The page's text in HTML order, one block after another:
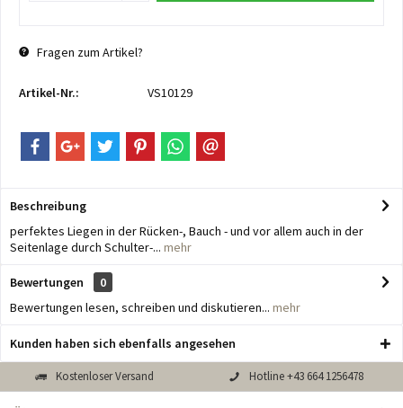
Fragen zum Artikel?
Artikel-Nr.: VS10129
Beschreibung
perfektes Liegen in der Rücken-, Bauch - und vor allem auch in der
Seitenlage durch Schulter-... mehr
Bewertungen
0
Bewertungen lesen, schreiben und diskutieren... mehr
Kunden haben sich ebenfalls angesehen
Kostenloser Versand Hotline +43 664 1256478